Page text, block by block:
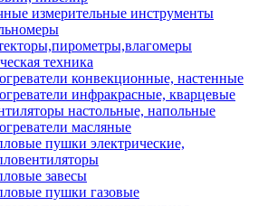
измерительные инструменты
техника
конвекционные, настенные
инфракрасные, кварцевые
настольные, напольные
масляные
пушки электрические,
завесы
пушки газовые